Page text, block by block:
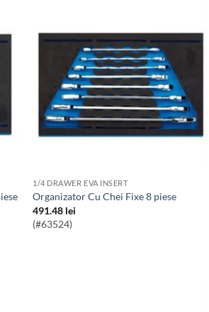
1/4 DRAWER EVA INSERT
Organizator Cu Chei Fixe 8 piese
491.48 lei
(#63524)